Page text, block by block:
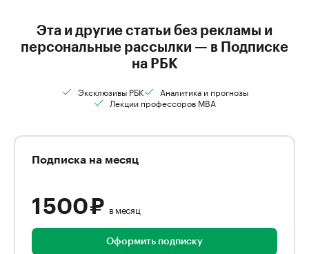
Эта и другие статьи без рекламы и
персональные рассылки — в Подписке
на РБК
Эксклюзивы РБК
Аналитика и прогнозы
Лекции профессоров MBA
Подписка на месяц
1 500 ₽ в месяц
Оформить подписку